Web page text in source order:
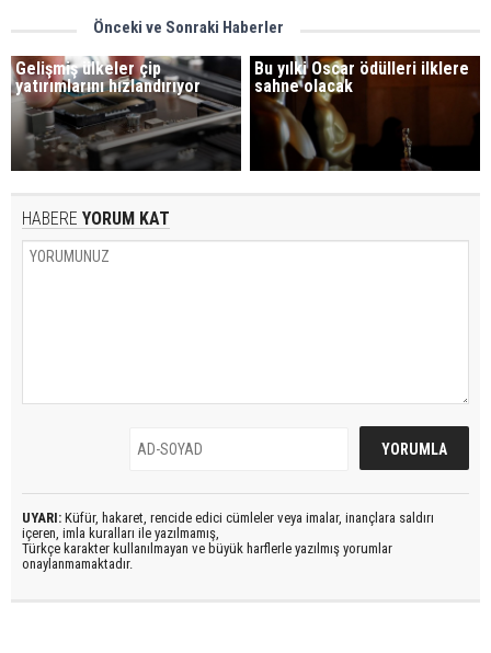
Önceki ve Sonraki Haberler
Gelişmiş ülkeler çip
yatırımlarını hızlandırıyor
Bu yılki Oscar ödülleri ilklere
sahne olacak
HABERE YORUM KAT
UYARI: Küfür, hakaret, rencide edici cümleler veya imalar, inançlara saldırı
içeren, imla kuralları ile yazılmamış,
Türkçe karakter kullanılmayan ve büyük harflerle yazılmış yorumlar
onaylanmamaktadır.